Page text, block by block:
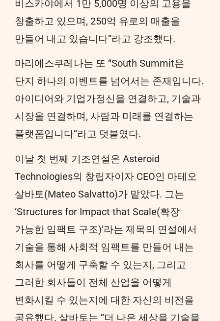
비스카야에서 1만 5,000명 이상의 고용을
창출하고 있으며, 250억 유로의 매출을
만들어 내고 있습니다”라고 강조했다.
마리에스쿠레나는 또 “South Summit은
단지 하나의 이벤트를 넘어서는 존재입니다.
아이디어와 기업가정신을 연결하고, 기술과
시장을 연결하며, 사람과 미래를 연결하는
플랫폼입니다”라고 덧붙였다.
이날 첫 번째 기조연설은 Asteroid
Technologies의 창립자이자 CEO인 마테오
살바토(Mateo Salvatto)가 맡았다. 그는
‘Structures for Impact that Scale(확장
가능한 임팩트 구조)’라는 제목의 연설에서
기술을 통해 사회적 임팩트를 만들어 내는
회사를 어떻게 구축할 수 있는지, 그리고
그러한 회사들이 전체 산업을 어떻게
변화시킬 수 있는지에 대한 자신의 비전을
공유했다. 살바토는 “더 나은 세상을 기술을